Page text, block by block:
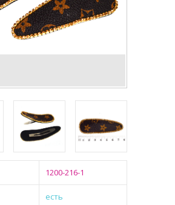
1200-216-1
есть